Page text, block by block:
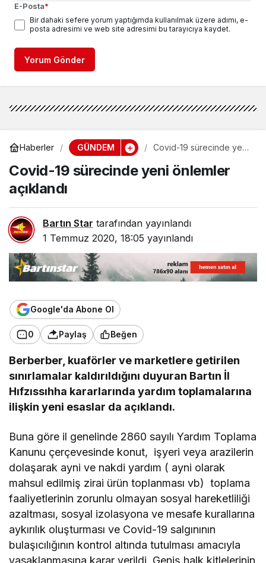
E-Posta*
Bir dahaki sefere yorum yaptığımda kullanılmak üzere adımı, e-
posta adresimi ve web site adresimi bu tarayıcıya kaydet.
Yorum Gönder
Haberler GÜNDEM
Covid-19 sürecinde yeni
Covid-19 sürecinde yeni önlemler
açıklandı
Bartın Star tarafından yayınlandı
1 Temmuz 2020, 18:05 yayınlandı
Google'da Abone Ol
0 Paylaş Beğen
Berberber, kuaförler ve marketlere getirilen
sınırlamalar kaldırıldığını duyuran Bartın İl
Hıfzıssıhha kararlarında yardım toplamalarına
ilişkin yeni esaslar da açıklandı.
Buna göre il genelinde 2860 sayılı Yardım Toplama
Kanunu çerçevesinde konut, işyeri veya arazilerin
dolaşarak ayni ve nakdi yardım ( ayni olarak
mahsul edilmiş zirai ürün toplanması vb) toplama
faaliyetlerinin zorunlu olmayan sosyal hareketliliği
azaltması, sosyal izolasyona ve mesafe kurallarına
aykırılık oluşturması ve Covid-19 salgınının
bulaşıcılığının kontrol altında tutulması amacıyla
yasaklanmasına karar verildi. Geniş halk kitlelerinin